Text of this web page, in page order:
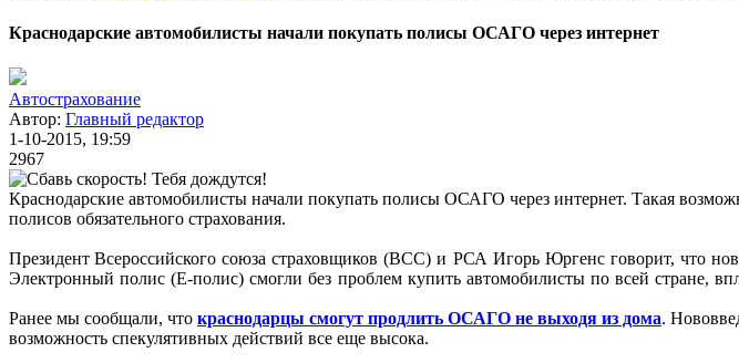
Краснодарские автомобилисты начали покупать полисы ОСАГО через интернет
Автострахование
Автор: Главный редактор
1-10-2015, 19:59
2967
Краснодарские автомобилисты начали покупать полисы ОСАГО через интернет. Такая
полисов обязательного страхования.
Президент Всероссийского союза страховщиков (ВСС) и РСА Игорь Юргенс говорит, что
Электронный полис(Е-полис) смогли без проблем купить автомобилисты по всей стране,
Ранее мы сообщали, что краснодарцы смогут продлить ОСАГО не выходя из дома.
возможность спекулятивных действий все еще высока.